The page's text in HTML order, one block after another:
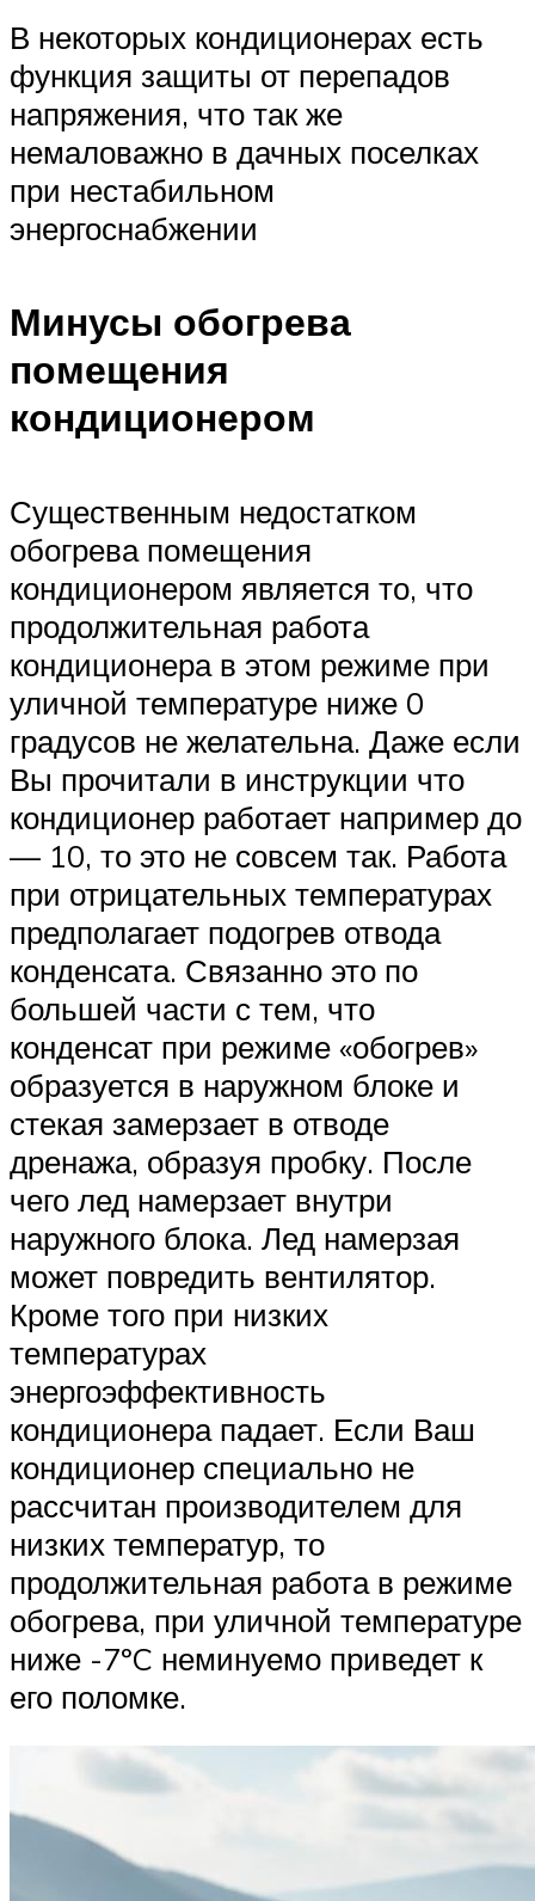
В некоторых кондиционерах есть
функция защиты от перепадов
напряжения, что так же
немаловажно в дачных поселках
при нестабильном
энергоснабжении
Минусы обогрева
помещения
кондиционером
Существенным недостатком
обогрева помещения
кондиционером является то, что
продолжительная работа
кондиционера в этом режиме при
уличной температуре ниже 0
градусов не желательна. Даже если
Вы прочитали в инструкции что
кондиционер работает например до
— 10, то это не совсем так. Работа
при отрицательных температурах
предполагает подогрев отвода
конденсата. Связанно это по
большей части с тем, что
конденсат при режиме «обогрев»
образуется в наружном блоке и
стекая замерзает в отводе
дренажа, образуя пробку. После
чего лед намерзает внутри
наружного блока. Лед намерзая
может повредить вентилятор.
Кроме того при низких
температурах
энергоэффективность
кондиционера падает. Если Ваш
кондиционер специально не
рассчитан производителем для
низких температур, то
продолжительная работа в режиме
обогрева, при уличной температуре
ниже -7ºC неминуемо приведет к
его поломке.